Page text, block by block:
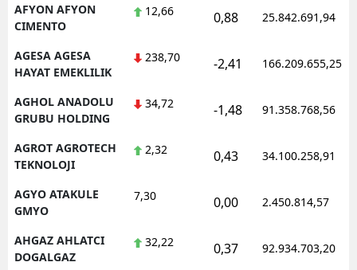
Mersin
Kars
Kırklareli
AFYON AFYON
CIMENTO
12,66 0,88 25.842.691,94
AGESA AGESA
HAYAT EMEKLILIK
238,70 -2,41 166.209.655,25
AGHOL ANADOLU
GRUBU HOLDING
34,72 -1,48 91.358.768,56
AGROT AGROTECH
TEKNOLOJI
2,32 0,43 34.100.258,91
AGYO ATAKULE
GMYO
7,30 0,00 2.450.814,57
AHGAZ AHLATCI
DOGALGAZ
32,22 0,37 92.934.703,20